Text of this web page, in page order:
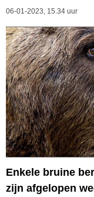
06-01-2023, 15.34 uur
Enkele bruine
zijn afgelopen